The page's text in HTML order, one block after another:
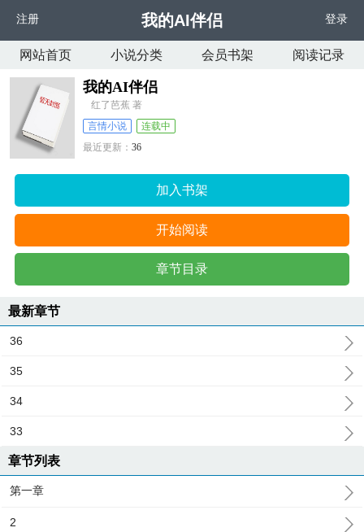
注册 我的AI伴侣 登录
网站首页 小说分类 会员书架 阅读记录
我的AI伴侣
红了芭蕉 著
言情小说
连载中
最近更新：36
加入书架
开始阅读
章节目录
最新章节
36
35
34
33
章节列表
第一章
2